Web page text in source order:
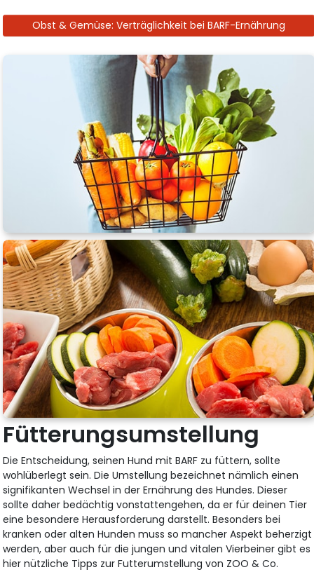
Obst & Gemüse: Verträglichkeit bei BARF-Ernährung
Fütterungsumstellung
Die Entscheidung, seinen Hund mit BARF zu füttern, sollte
wohlüberlegt sein. Die Umstellung bezeichnet nämlich einen
signifikanten Wechsel in der Ernährung des Hundes. Dieser
sollte daher bedächtig vonstattengehen, da er für deinen Tier
eine besondere Herausforderung darstellt. Besonders bei
kranken oder alten Hunden muss so mancher Aspekt beherzigt
werden, aber auch für die jungen und vitalen Vierbeiner gibt es
hier nützliche Tipps zur Futterumstellung von ZOO & Co.